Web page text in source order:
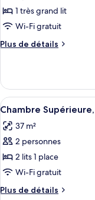
pour
ce
type
de
Chambre
Supérieure,
1
très
grand
lit,
non-
fumeurs
1 très grand lit
Wi-Fi gratuit
Plus de détails
Plus
le
type
de
Chambre
Supérieure,
très
grand
non-
Afficher
toutes
les
photos
pour
ce
type
2
Chambre
37 m²
2 personnes
2 lits 1 place
Wi-Fi gratuit
Plus de détails
Plus